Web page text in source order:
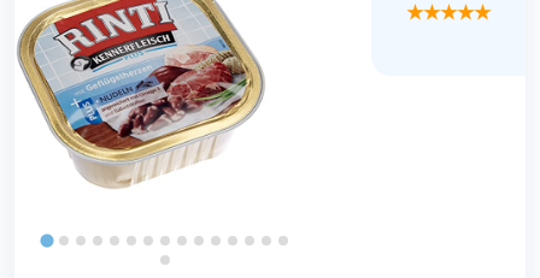
★★★★★